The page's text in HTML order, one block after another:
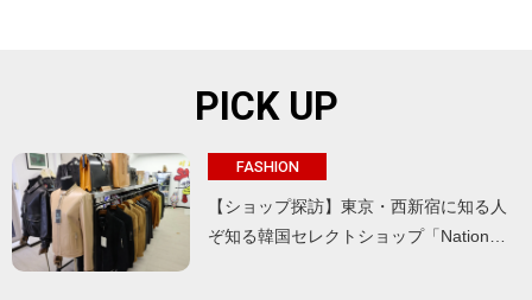
PICK UP
FASHION
【ショップ探訪】東京・西新宿に知る人
ぞ知る韓国セレクトショップ「Nation…